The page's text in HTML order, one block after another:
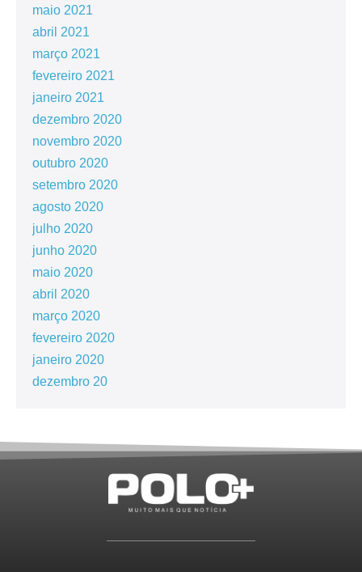
maio 2021
abril 2021
março 2021
fevereiro 2021
janeiro 2021
dezembro 2020
novembro 2020
outubro 2020
setembro 2020
agosto 2020
julho 2020
junho 2020
maio 2020
abril 2020
março 2020
fevereiro 2020
janeiro 2020
dezembro 20